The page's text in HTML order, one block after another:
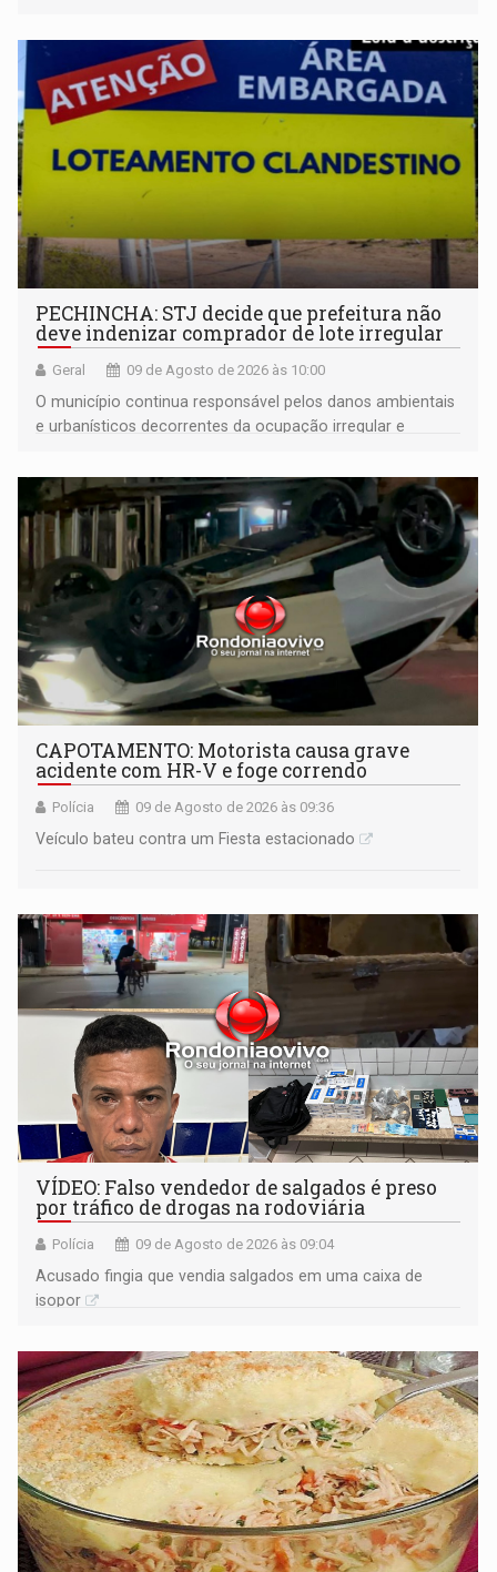
PECHINCHA: STJ decide que prefeitura não
deve indenizar comprador de lote irregular
Geral 09 de Agosto de 2026 às 10:00
O município continua responsável pelos danos ambientais
e urbanísticos decorrentes da ocupação irregular e
CAPOTAMENTO: Motorista causa grave
acidente com HR-V e foge correndo
Polícia 09 de Agosto de 2026 às 09:36
Veículo bateu contra um Fiesta estacionado
VÍDEO: Falso vendedor de salgados é preso
por tráfico de drogas na rodoviária
Polícia 09 de Agosto de 2026 às 09:04
Acusado fingia que vendia salgados em uma caixa de
isopor